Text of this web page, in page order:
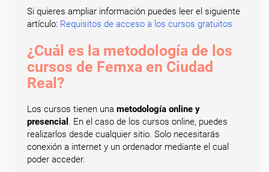
Si quieres ampliar información puedes leer el siguiente
artículo: Requisitos de acceso a los cursos gratuitos
¿Cuál es la metodología de los
cursos de Femxa en Ciudad
Real?
Los cursos tienen una metodología online y
presencial . En el caso de los cursos online, puedes
realizarlos desde cualquier sitio. Solo necesitarás
conexión a internet y un ordenador mediante el cual
poder acceder.